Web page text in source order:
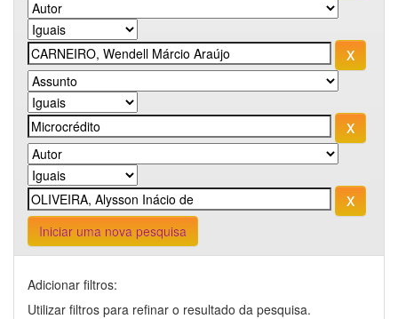
Iniciar uma nova pesquisa
Adicionar filtros:
Utilizar filtros para refinar o resultado da pesquisa.